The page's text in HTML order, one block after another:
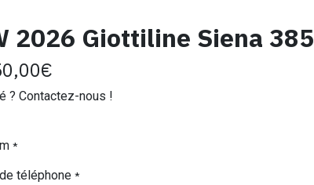
2026 Giottiline Siena 385
€
? Contactez-nous !
*
téléphone *